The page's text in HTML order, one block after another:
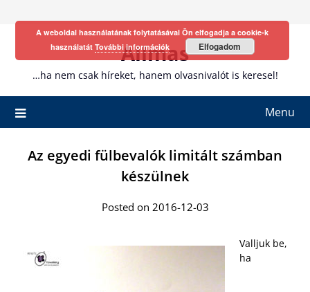
Allmas
…ha nem csak híreket, hanem olvasnivalót is keresel!
Menu
Az egyedi fülbevalók limitált számban
készülnek
Posted on 2016-12-03
Valljuk be,
ha
A weboldal használatának folytatásával Ön elfogadja a cookie-k
használatát További információk Elfogadom